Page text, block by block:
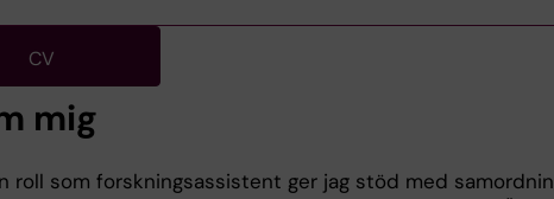
CV
mig
roll som forskningsassistent ger jag stöd med